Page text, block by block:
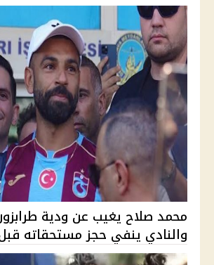
محمد صلاح يغيب عن ودية
والنادي ينفي حجز مستحقاته